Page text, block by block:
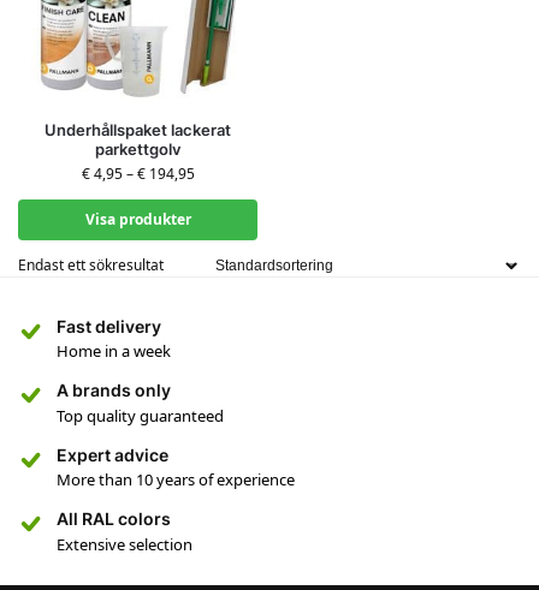
Underhållspaket lackerat
parkettgolv
€4,95–€194,95
Visa produkter
Endast ett sökresultat
Fast delivery
Home in a week
A brands only
Top quality guaranteed
Expert advice
More than 10 years of experience
All RAL colors
Extensive selection